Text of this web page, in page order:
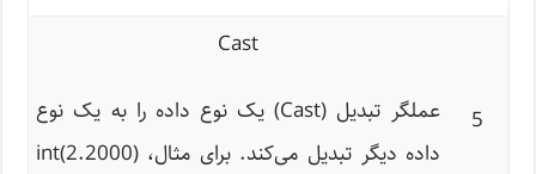
5
Cast
عملگر تبدیل (Cast) یک نوع داده را به یک نوع
داده دیگر تبدیل می‌کند. برای مثال، int(2.2000)